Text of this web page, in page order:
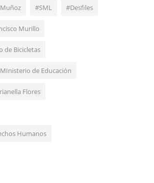
#SML #Desfiles
Murillo
de Bicicletas
de Educación
Flores
Humanos